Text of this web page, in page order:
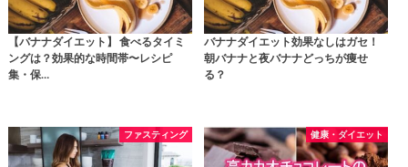
【バナナダイエット】 食べるタイミ
ングは？効果的な時間帯〜レシピ
集・保…
バナナダイエット効果なしはガセ！
朝バナナと夜バナナどっちが痩せ
る？
ファスティング 健康・ダイエット